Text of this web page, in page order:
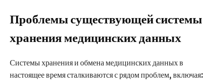
Проблемы существующей системы
хранения медицинских данных
Системы хранения и обмена медицинских данных в
настоящее время сталкиваются с рядом проблем, включая: